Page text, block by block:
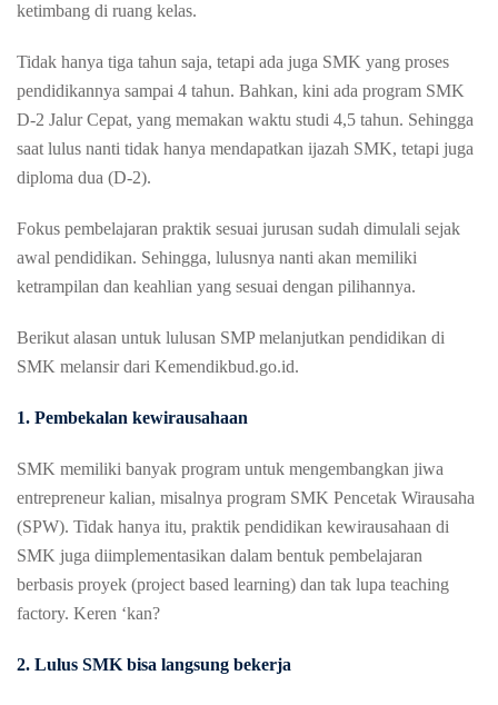
ketimbang di ruang kelas.
Tidak hanya tiga tahun saja, tetapi ada juga SMK yang proses
pendidikannya sampai 4 tahun. Bahkan, kini ada program SMK
D-2 Jalur Cepat, yang memakan waktu studi 4,5 tahun. Sehingga
saat lulus nanti tidak hanya mendapatkan ijazah SMK, tetapi juga
diploma dua (D-2).
Fokus pembelajaran praktik sesuai jurusan sudah dimulali sejak
awal pendidikan. Sehingga, lulusnya nanti akan memiliki
ketrampilan dan keahlian yang sesuai dengan pilihannya.
Berikut alasan untuk lulusan SMP melanjutkan pendidikan di
SMK melansir dari Kemendikbud.go.id.
1. Pembekalan kewirausahaan
SMK memiliki banyak program untuk mengembangkan jiwa
entrepreneur kalian, misalnya program SMK Pencetak Wirausaha
(SPW). Tidak hanya itu, praktik pendidikan kewirausahaan di
SMK juga diimplementasikan dalam bentuk pembelajaran
berbasis proyek (project based learning) dan tak lupa teaching
factory. Keren ‘kan?
2. Lulus SMK bisa langsung bekerja